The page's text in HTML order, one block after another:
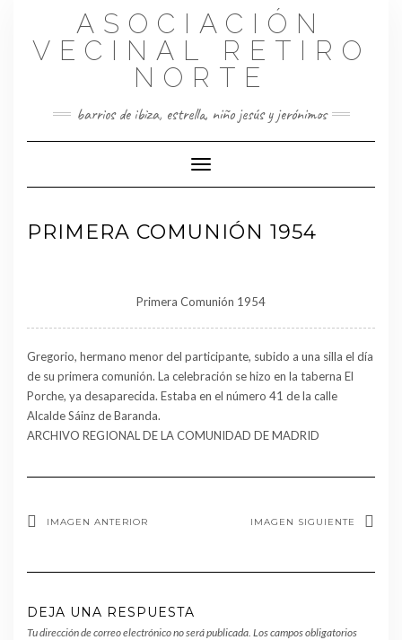
contenido
ASOCIACIÓN
VECINAL RETIRO
NORTE
barrios de ibiza, estrella, niño jesús y jerónimos
Cambiar modo de navegación
PRIMERA COMUNIÓN 1954
Primera Comunión 1954
Gregorio, hermano menor del participante, subido a una silla el día
de su primera comunión. La celebración se hizo en la taberna El
Porche, ya desaparecida. Estaba en el número 41 de la calle
Alcalde Sáinz de Baranda.
ARCHIVO REGIONAL DE LA COMUNIDAD DE MADRID
IMAGEN ANTERIOR IMAGEN SIGUIENTE
DEJA UNA RESPUESTA
Tu dirección de correo electrónico no será publicada. Los campos obligatorios